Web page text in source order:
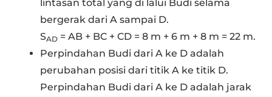
lintasan total yang di lalui Budi selama
bergerak dari A sampai D.
SAD = AB + BC + CD = 8 m + 6 m + 8 m = 22 m.
Perpindahan Budi dari A ke D adalah
perubahan posisi dari titik A ke titik D.
Perpindahan Budi dari A ke D adalah jarak